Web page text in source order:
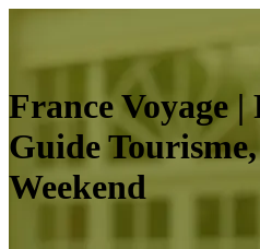
France Voyage |
Guide
Weekend